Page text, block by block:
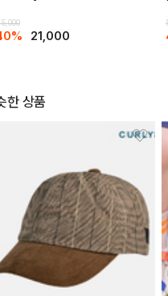
21,000
한 상품